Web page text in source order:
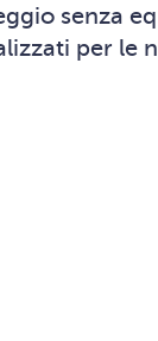
senza
per le